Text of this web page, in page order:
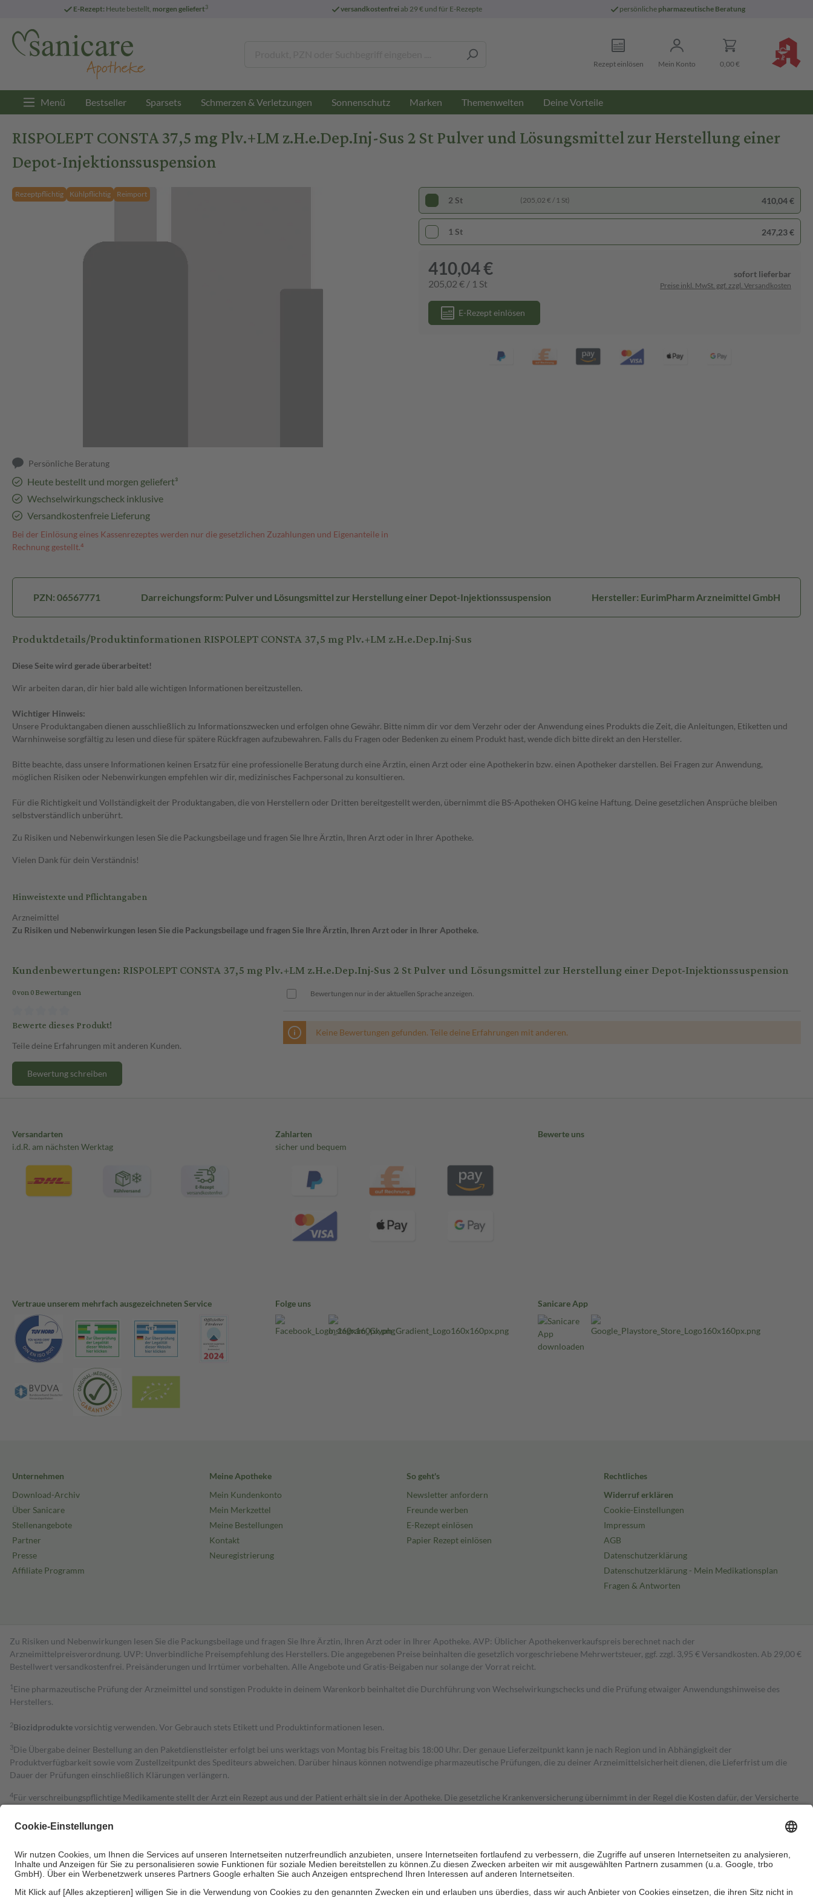
E-Rezept: Heute bestellt, morgen geliefert3 versandkostenfreiab 29 € und für E-Rezepte persönliche pharmazeutische Beratung
Rezept einlösen Mein Konto 0,00 €
Menü Bestseller Sparsets Schmerzen & Verletzungen Sonnenschutz Marken Themenwelten Deine Vorteile
RISPOLEPT CONSTA 37,5 mg Plv.+LM z.H.e.Dep.Inj-Sus 2 St Pulver und Lösungsmittel zur Herstellung einer
Depot-Injektionssuspension
Rezeptpflichtig Kühlpflichtig Reimport
Persönliche Beratung
Heute bestellt und morgen geliefert³
Wechselwirkungscheck inklusive
Versandkostenfreie Lieferung
Bei der Einlösung eines Kassenrezeptes werden nur die gesetzlichen Zuzahlungen und Eigenanteile in
Rechnung gestellt.⁴
2 St (205,02 € / 1 St) 410,04 €
1 St 247,23 €
410,04 €
205,02 € / 1 St
sofort lieferbar
Preise inkl. MwSt. ggf. zzgl. Versandkosten
E-Rezept einlösen
PZN: 06567771 Darreichungsform: Pulver und Lösungsmittel zur Herstellung einer Depot-Injektionssuspension Hersteller: EurimPharm Arzneimittel GmbH
Produktdetails/Produktinformationen RISPOLEPT CONSTA 37,5 mg Plv.+LM z.H.e.Dep.Inj-Sus
Diese Seite wird gerade überarbeitet!
Wir arbeiten daran, dir hier bald alle wichtigen Informationen bereitzustellen.
Wichtiger Hinweis:
Unsere Produktangaben dienen ausschließlich zu Informationszwecken und erfolgen ohne Gewähr. Bitte nimm dir vor dem Verzehr oder der Anwendung eines Produkts die Zeit, die Anleitungen, Etiketten und
Warnhinweise sorgfältig zu lesen und diese für spätere Rückfragen aufzubewahren. Falls du Fragen oder Bedenken zu einem Produkt hast, wende dich bitte direkt an den Hersteller.
Bitte beachte, dass unsere Informationen keinen Ersatz für eine professionelle Beratung durch eine Ärztin, einen Arzt oder eine Apothekerin bzw. einen Apotheker darstellen. Bei Fragen zur Anwendung,
möglichen Risiken oder Nebenwirkungen empfehlen wir dir, medizinisches Fachpersonal zu konsultieren.
Für die Richtigkeit und Vollständigkeit der Produktangaben, die von Herstellern oder Dritten bereitgestellt werden, übernimmt die BS-Apotheken OHG keine Haftung. Deine gesetzlichen Ansprüche bleiben
selbstverständlich unberührt.
Zu Risiken und Nebenwirkungen lesen Sie die Packungsbeilage und fragen Sie Ihre Ärztin, Ihren Arzt oder in Ihrer Apotheke.
Vielen Dank für dein Verständnis!
Hinweistexte und Pflichtangaben
Arzneimittel
Zu Risiken und Nebenwirkungen lesen Sie die Packungsbeilage und fragen Sie Ihre Ärztin, Ihren Arzt oder in Ihrer Apotheke.
Kundenbewertungen: RISPOLEPT CONSTA 37,5 mg Plv.+LM z.H.e.Dep.Inj-Sus 2 St Pulver und Lösungsmittel zur Herstellung einer Depot-Injektionssuspension
0 von 0 Bewertungen
Bewerte dieses Produkt!
Teile deine Erfahrungen mit anderen Kunden.
Bewertung schreiben
Bewertungen nur in der aktuellen Sprache anzeigen.
Keine Bewertungen gefunden. Teile deine Erfahrungen mit anderen.
Versandarten
i.d.R. am nächsten Werktag
Zahlarten
sicher und bequem
Bewerte uns
Vertraue unserem mehrfach ausgezeichneten Service Folge uns Sanicare App
Unternehmen
Download-Archiv
Über Sanicare
Stellenangebote
Partner
Presse
Affiliate Programm
Meine Apotheke
Mein Kundenkonto
Mein Merkzettel
Meine Bestellungen
Kontakt
Neuregistrierung
So geht's
Newsletter anfordern
Freunde werben
E-Rezept einlösen
Papier Rezept einlösen
Rechtliches
Widerruf erklären
Cookie-Einstellungen
Impressum
AGB
Datenschutzerklärung
Datenschutzerklärung - Mein Medikationsplan
Fragen & Antworten
Zu Risiken und Nebenwirkungen lesen Sie die Packungsbeilage und fragen Sie Ihre Ärztin, Ihren Arzt oder in Ihrer Apotheke. AVP: Üblicher Apothekenverkaufspreis berechnet nach der
Arzneimittelpreisverordnung. UVP: Unverbindliche Preisempfehlung des Herstellers. Die angegebenen Preise beinhalten die gesetzlich vorgeschriebene Mehrwertsteuer, ggf. zzgl. 3,95 € Versandkosten. Ab 29,00 €
Bestell­wert versand­kosten­frei. Preisänderungen und Irrtümer vorbehalten. Alle Angebote und Gratis-Beigaben nur solange der Vorrat reicht.
1 Eine pharmazeutische Prüfung der Arzneimittel und sonstigen Produkte in deinem Warenkorb beinhaltet die Durchführung von Wechselwirkungschecks und die Prüfung etwaiger Anwendungshinweise des
Herstellers.
2Biozidproduktevorsichtig verwenden. Vor Gebrauch stets Etikett und Produktinformationen lesen.
3Die Übergabe deiner Bestellung an den Paketdienstleister erfolgt bei uns werktags von Montag bis Freitag bis 18:00 Uhr. Der genaue Lieferzeitpunkt kann je nach Region und in Abhängigkeit der
Produktverfügbarkeit sowie vom Zustellzeitpunkt des Spediteurs abweichen. Darüber hinaus können notwendige pharmazeutische Prüfungen, die zu deiner Arzneimittelsicherheit dienen, die Lieferfrist um die
Dauer der Prüfungen einschließlich Klärungen verlängern.
4Für verschreibungspflichtige Medikamente stellt der Arzt ein Rezept aus und der Patient erhält sie in der Apotheke. Die gesetzliche Krankenversicherung übernimmt in der Regel die Kosten dafür, der Versicherte
Grundsätzlich leisten Mitglieder Zuzahlungen in Höhe von zehn Prozent des Abgabepreises,
Es sind jedoch nie mehr als die tatsächlichen Kosten der Leistung
Bei Heilmitteln und häuslicher Krankenpflege beträgt die Zuzahlung zehn Prozent der Kosten sowie zehn Euro je Verordnung.
Um das Engagement der Versicherten für ihre eigene Gesundheit zu stärken und die besondere Stellung der Familie zu unterstützen, fallenkeine Zuzahlungen